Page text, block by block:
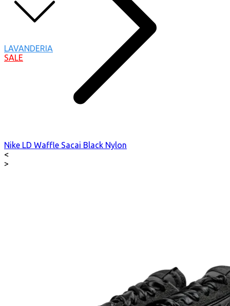
LAVANDERIA
SALE
Nike LD Waffle Sacai Black Nylon
<
>